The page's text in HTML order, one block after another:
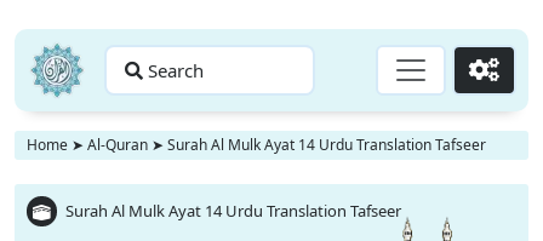
Search Go
Home ➤ Al-Quran ➤ Surah Al Mulk Ayat 14 Urdu Translation Tafseer
Surah Al Mulk Ayat 14 Urdu Translation Tafseer